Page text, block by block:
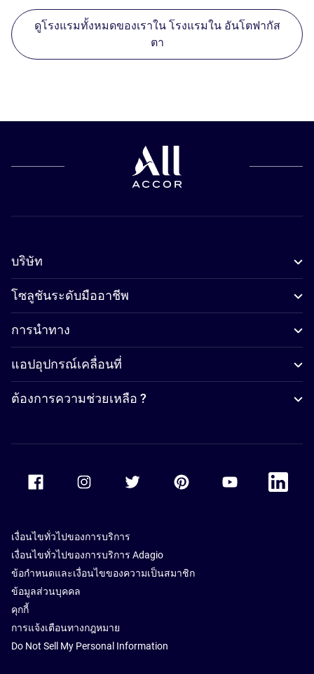
ดูโรงแรมทั้งหมดของเราใน โรงแรมใน อันโตฟากัส
ตา
บริษัท
โซลูชันระดับมืออาชีพ
การนำทาง
แอปอุปกรณ์เคลื่อนที่
ต้องการความช่วยเหลือ ?
Accor Youtube
Accor
เงื่อนไขทั่วไปของการบริการ
เงื่อนไขทั่วไปของการบริการ Adagio
ข้อกำหนดและเงื่อนไขของความเป็นสมาชิก
ข้อมูลส่วนบุคคล
คุกกี้
การแจ้งเตือนทางกฎหมาย
Do Not Sell My Personal Information